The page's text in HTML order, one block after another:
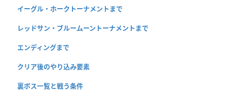
イーグル・ホークトーナメントまで
レッドサン・ブルームーントーナメントまで
エンディングまで
クリア後のやり込み要素
裏ボス一覧と戦う条件